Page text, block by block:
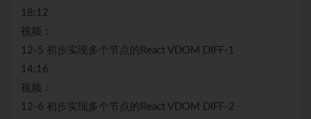
18:12
视频：
12-5 初步实现多个节点的React VDOM DIFF-1
14:16
视频：
12-6 初步实现多个节点的React VDOM DIFF-2